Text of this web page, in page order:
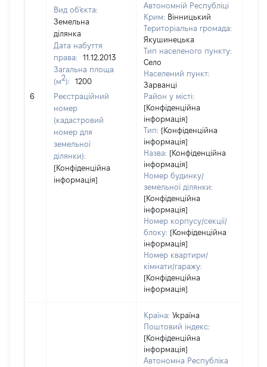
6
Вид об'єкта:
Земельна
ділянка
Дата набуття
права:
11.12.2013
Загальна площа
(м2):
1200
Реєстраційний
номер
(кадастровий
номер для
земельної
ділянки):
[Конфіденційна
інформація]
Автономній Республіці
Крим: Вінницький
Територіальна громада:
Якушинецька
Тип населеного пункту:
Село
Населений пункт:
Зарванці
Район у місті:
[Конфіденційна
інформація]
Тип: [Конфіденційна
інформація]
Назва: [Конфіденційна
інформація]
Номер будинку/
земельної ділянки:
[Конфіденційна
інформація]
Номер корпусу/секції/
блоку: [Конфіденційна
інформація]
Номер квартири/
кімнати/гаражу:
[Конфіденційна
інформація]
Країна: Україна
Поштовий індекс:
[Конфіденційна
інформація]
Автономна Республіка